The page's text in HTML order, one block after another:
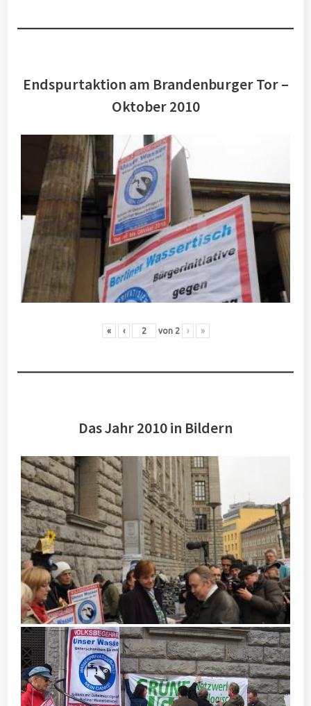
Endspurtaktion am Brandenburger Tor –
Oktober 2010
« ‹ von 2 › »
Das Jahr 2010 in Bildern